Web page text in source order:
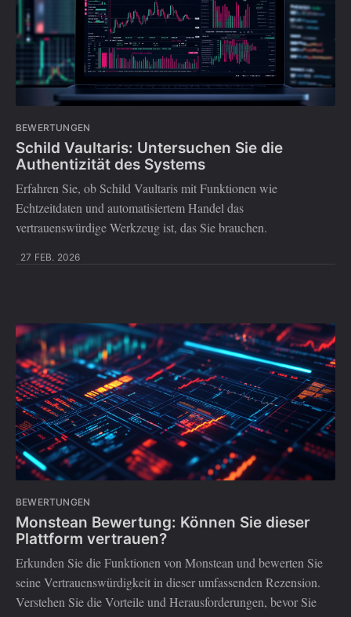
BEWERTUNGEN
Schild Vaultaris: Untersuchen Sie die
Authentizität des Systems
Erfahren Sie, ob Schild Vaultaris mit Funktionen wie
Echtzeitdaten und automatisiertem Handel das
vertrauenswürdige Werkzeug ist, das Sie brauchen.
27 FEB. 2026
BEWERTUNGEN
Monstean Bewertung: Können Sie dieser
Plattform vertrauen?
Erkunden Sie die Funktionen von Monstean und bewerten Sie
seine Vertrauenswürdigkeit in dieser umfassenden Rezension.
Verstehen Sie die Vorteile und Herausforderungen, bevor Sie